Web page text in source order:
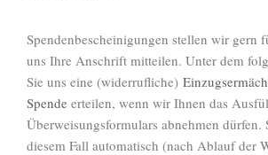
Spendenbescheinigungen stellen wir gern
uns Ihre Anschrift mitteilen. Unter dem
Sie uns eine (widerrufliche)
Spende erteilen, wenn wir Ihnen das
Überweisungsformulars abnehmen dürfen.
diesem Fall automatisch (nach Ablauf der